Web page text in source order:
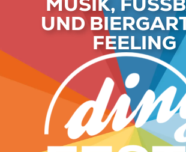
UND
FEELING